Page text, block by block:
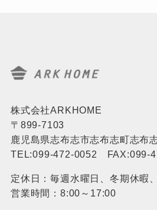
株式会社ARKHOME
〒899-7103
鹿児島県志布志市志布志町志布
TEL:099-472-0052 FAX:099-
定休日：毎週水曜日、冬期休暇
営業時間：8:00～17:00